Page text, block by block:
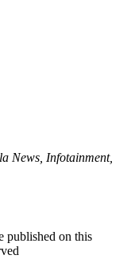
News, Infotainment,
published on this